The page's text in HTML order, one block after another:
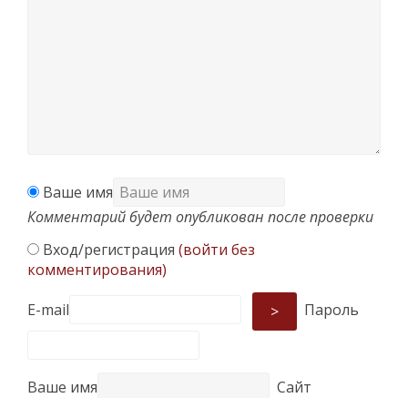
Ваше имя
Комментарий будет опубликован после проверки
Вход/регистрация (войти без
комментирования)
E-mail > Пароль
Ваше имя Сайт